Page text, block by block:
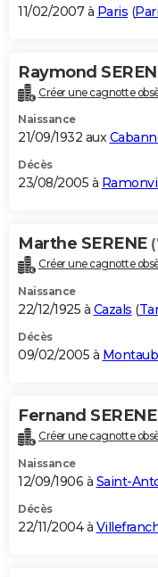
11/02/2007 à Paris (
Raymond
Créer une cagnotte
Naissance
21/09/1932 aux
Décès
23/08/2005 à
Marthe SERENE
Créer une cagnotte
Naissance
22/12/1925 à Cazals (
Décès
09/02/2005 à
Fernand SERENE
Créer une cagnotte
Naissance
12/09/1906 à Saint-
Décès
22/11/2004 à